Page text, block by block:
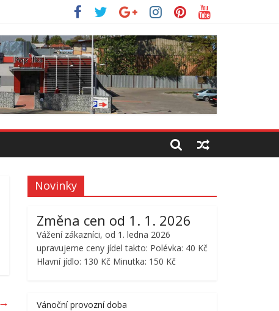
→
Novinky
Změna cen od 1. 1. 2026
Vážení zákazníci, od 1. ledna 2026
upravujeme ceny jídel takto: Polévka: 40 Kč
Hlavní jídlo: 130 Kč Minutka: 150 Kč
Vánoční provozní doba